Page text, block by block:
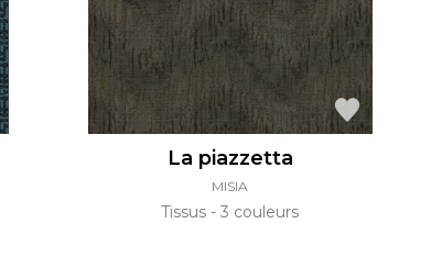
La piazzetta
MISIA
Tissus 3 couleurs